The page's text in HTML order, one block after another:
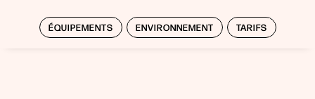
ÉQUIPEMENTS ENVIRONNEMENT TARIFS